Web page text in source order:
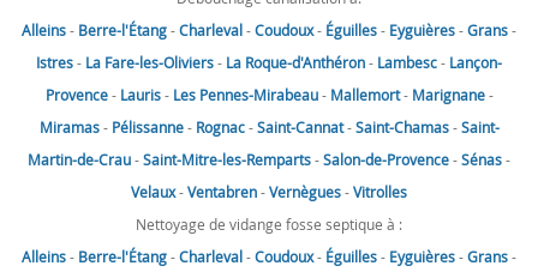
Alleins- Berre-l'Étang-Charleval-Coudoux- Éguilles- Eyguières-Grans-
Istres- La Fare-les-Oliviers- La Roque-d'Anthéron- Lambesc- Lançon-
Provence- Lauris- Les Pennes-Mirabeau- Mallemort- Marignane-
Miramas- Pélissanne- Rognac-Saint-Cannat-Saint-Chamas-Saint-
Martin-de-Crau-Saint-Mitre-les-Remparts-Salon-de-Provence-Sénas-
Velaux-Ventabren-Vernègues-Vitrolles
Nettoyage de vidange fosse septique à :
Alleins- Berre-l'Étang-Charleval-Coudoux- Éguilles- Eyguières-Grans-